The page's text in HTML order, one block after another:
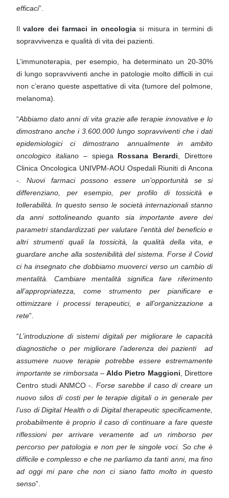
efficaci”.
Ilvalore dei farmaci in oncologia si misura in termini di
sopravvivenza e qualità di vita dei pazienti.
L’immunoterapia, per esempio, ha determinato un 20-30%
di lungo sopravviventi anche in patologie molto difficili in cui
non c’erano queste aspettative di vita (tumore del polmone,
melanoma).
“Abbiamo dato anni di vita grazie alle terapie innovative e lo
dimostrano anche i 3.600.000 lungo sopravviventi che i dati
epidemiologici ci dimostrano annualmente in ambito
oncologico italiano– spiega Rossana Berardi , Direttore
Clinica Oncologica UNIVPM-AOU Ospedali Riuniti di Ancona
-.Nuovi farmaci possono essere un’opportunità se si
differenziano, per esempio, per profilo di tossicità e
tollerabilità. Inquesto senso le società internazionali stanno
da anni sottolineando quanto sia importante avere dei
parametri standardizzati per valutare l’entità del beneficio e
altri strumenti quali la tossicità, la qualità dellavita, e
guardare anche alla sostenibilità del sistema. Forse il Covid
ci ha insegnato che dobbiamomuoverci verso un cambio di
mentalità. Cambiare mentalità significa fare riferimento
all’appropriatezza,come strumento per pianificare e
ottimizzare i processi terapeutici, e all’organizzazione a
rete”.
“L’introduzione di sistemi digitali per migliorare le capacità
diagnostiche o per migliorare l’aderenza dei pazienti ad
assumere nuove terapie potrebbe essere estremamente
importante se rimborsata –Aldo Pietro Maggioni
Direttore
Centro studi ANMCO -.Forse sarebbe il caso di creare un
nuovo silos di costi per le terapie digitali oin generale per
l’uso di Digital Health o di Digital therapeutic specificamente,
probabilmente è proprio il caso dicontinuare a fare queste
riflessioni per arrivare veramente ad un rimborso per
percorso per patologia e non perle singole voci. So che è
difficile e complesso e che ne parliamo da tanti anni, ma fino
ad oggi mi pare che non ci siano fatto molto in questo
senso”.